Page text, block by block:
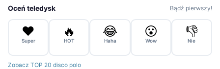
Oceń teledysk Bądź pierwszy!
❤️
Super
🔥
HOT
😂
Haha
😮
Wow
👎
Nie
Zobacz TOP 20 disco polo